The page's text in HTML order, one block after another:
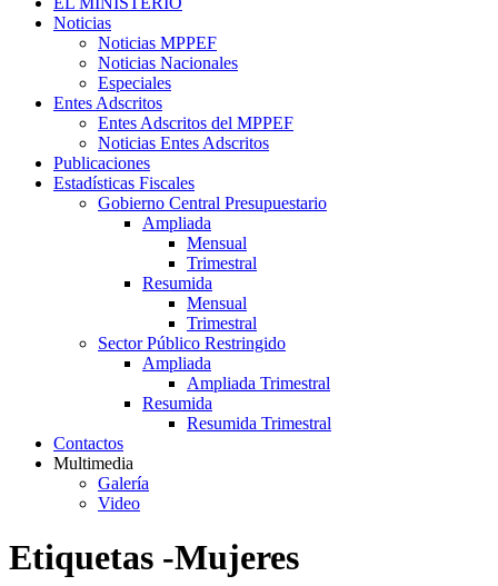
Noticias
Noticias MPPEF
Noticias Nacionales
Especiales
Entes Adscritos
Entes Adscritos del MPPEF
Noticias Entes Adscritos
Publicaciones
Estadísticas Fiscales
Gobierno Central Presupuestario
Ampliada
Mensual
Trimestral
Resumida
Mensual
Trimestral
Sector Público Restringido
Ampliada
Ampliada Trimestral
Resumida
Resumida Trimestral
Contactos
Multimedia
Galería
Video
Etiquetas -Mujeres